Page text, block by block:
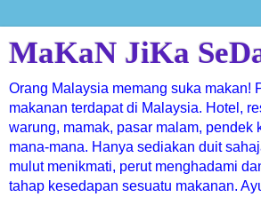
MaKaN JiKa
Orang Malaysia memang suka makan!
makanan terdapat di Malaysia. Hotel,
warung, mamak, pasar malam, pendek
mana-mana. Hanya sediakan duit
mulut menikmati, perut menghadami
tahap kesedapan sesuatu makanan.